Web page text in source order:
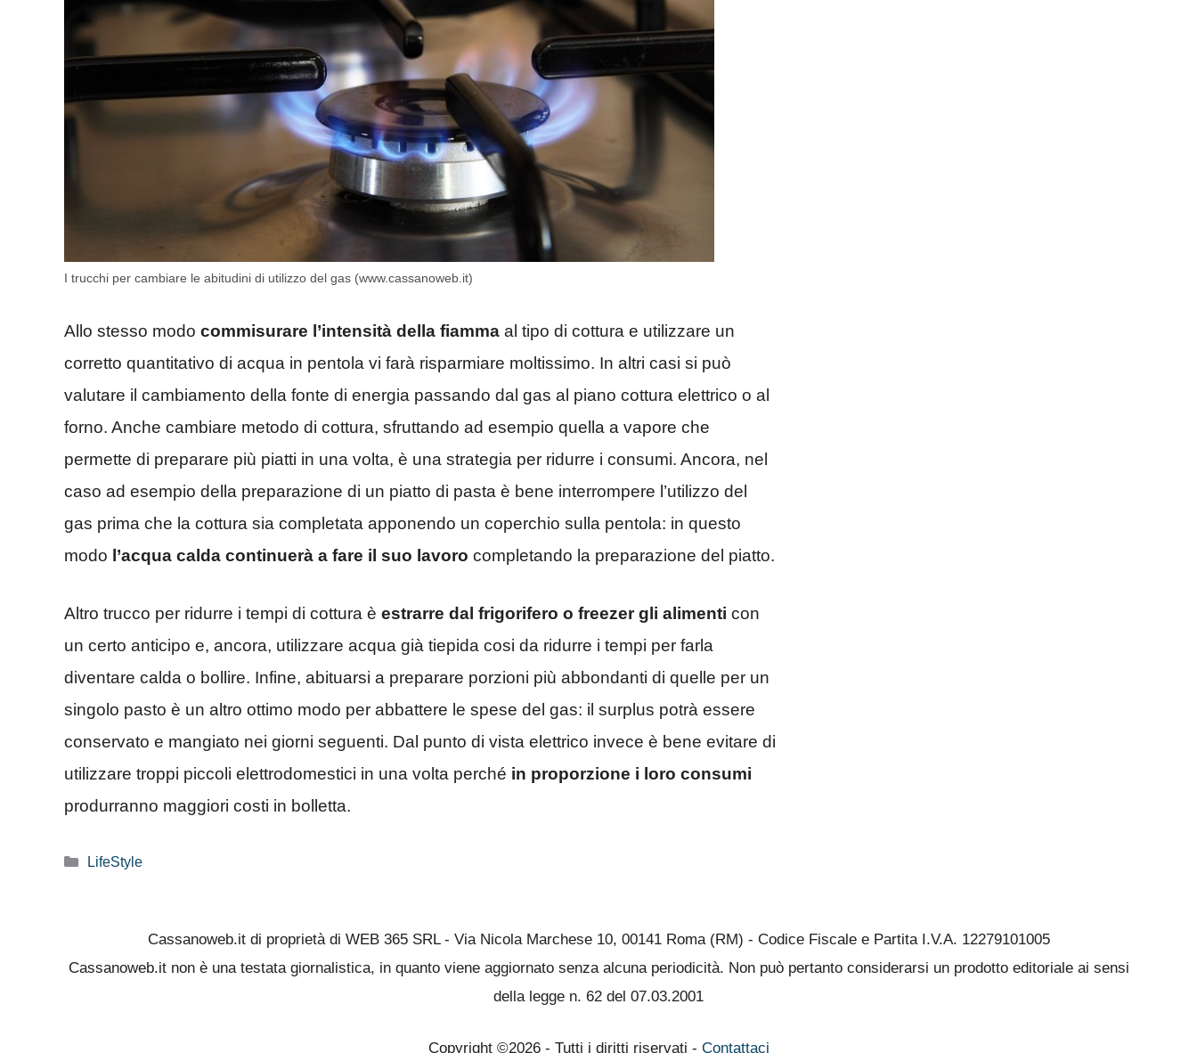
I trucchi per cambiare le abitudini di utilizzo del gas (www.cassanoweb.it)
Allo stesso modo commisurare l’intensità della fiamma al tipo di cottura e utilizzare un
corretto quantitativo di acqua in pentola vi farà risparmiare moltissimo. In altri casi si può
valutare il cambiamento della fonte di energia passando dal gas al piano cottura elettrico o al
forno. Anche cambiare metodo di cottura, sfruttando ad esempio quella a vapore che
permette di preparare più piatti in una volta, è una strategia per ridurre i consumi. Ancora, nel
caso ad esempio della preparazione di un piatto di pasta è bene interrompere l’utilizzo del
gas prima che la cottura sia completata apponendo un coperchio sulla pentola: in questo
modo l’acqua calda continuerà a fare il suo lavoro completando la preparazione del piatto.
Altro trucco per ridurre i tempi di cottura è estrarre dal frigorifero o freezer gli alimenti con
un certo anticipo e, ancora, utilizzare acqua già tiepida cosi da ridurre i tempi per farla
diventare calda o bollire. Infine, abituarsi a preparare porzioni più abbondanti di quelle per un
singolo pasto è un altro ottimo modo per abbattere le spese del gas: il surplus potrà essere
conservato e mangiato nei giorni seguenti. Dal punto di vista elettrico invece è bene evitare di
utilizzare troppi piccoli elettrodomestici in una volta perché in proporzione i loro consumi
produrranno maggiori costi in bolletta.
Categorie
LifeStyle
Cassanoweb.it di proprietà di WEB 365 SRL - Via Nicola Marchese 10, 00141 Roma (RM) - Codice Fiscale e Partita I.V.A. 12279101005
Cassanoweb.it non è una testata giornalistica, in quanto viene aggiornato senza alcuna periodicità. Non può pertanto considerarsi un prodotto editoriale ai sensi
della legge n. 62 del 07.03.2001
Copyright ©2026 - Tutti i diritti riservati - Contattaci